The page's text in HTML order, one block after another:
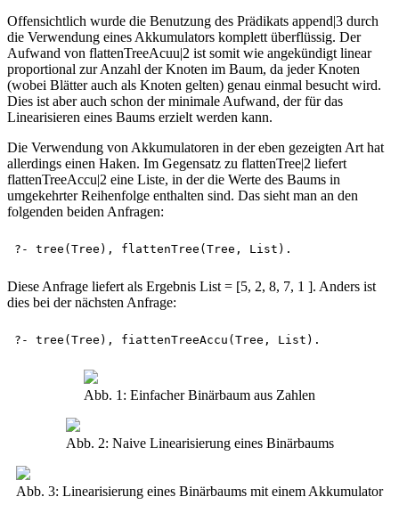
Offensichtlich wurde die Benutzung des Prädikats append|3 durch
die Verwendung eines Akkumulators komplett überflüssig. Der
Aufwand von flattenTreeAcuu|2 ist somit wie angekündigt linear
proportional zur Anzahl der Knoten im Baum, da jeder Knoten
(wobei Blätter auch als Knoten gelten) genau einmal besucht wird.
Dies ist aber auch schon der minimale Aufwand, der für das
Linearisieren eines Baums erzielt werden kann.
Die Verwendung von Akkumulatoren in der eben gezeigten Art hat
allerdings einen Haken. Im Gegensatz zu flattenTree|2 liefert
flattenTreeAccu|2 eine Liste, in der die Werte des Baums in
umgekehrter Reihenfolge enthalten sind. Das sieht man an den
folgenden beiden Anfragen:
Diese Anfrage liefert als Ergebnis List = [5, 2, 8, 7, 1 ]. Anders ist
dies bei der nächsten Anfrage:
Abb. 1: Einfacher Binärbaum aus Zahlen
Abb. 2: Naive Linearisierung eines Binärbaums
Abb. 3: Linearisierung eines Binärbaums mit einem Akkumulator